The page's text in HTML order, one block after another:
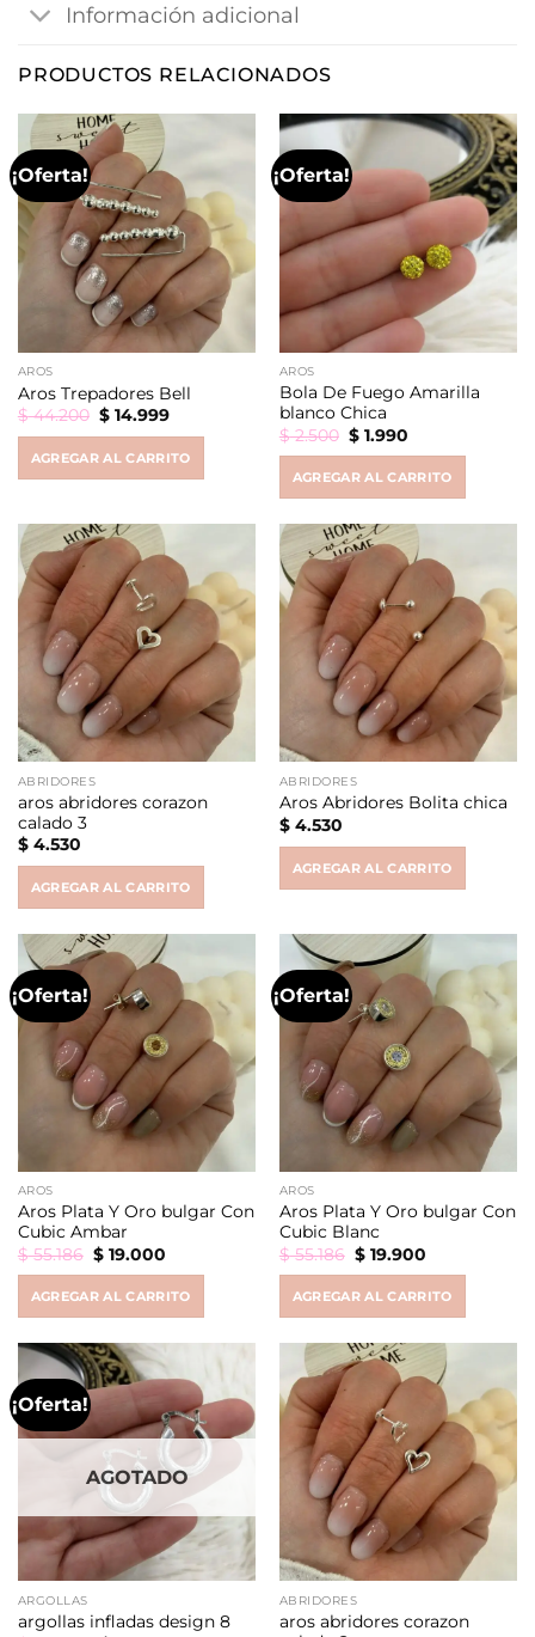
Información adicional
PRODUCTOS RELACIONADOS
¡Oferta!
AROS
Aros Trepadores Bell
$44.200 Original
price
$ 44.200.
$14.999Current
$ 14.999.
AGREGAR AL CARRITO
¡Oferta!
AROS
Bola De Fuego Amarilla
blanco Chica
$2.500 Original
price
$ 2.500.
$1.990Current
$ 1.990.
AGREGAR AL CARRITO
ABRIDORES
aros abridores corazon
calado 3
$4.530
AGREGAR AL CARRITO
ABRIDORES
Aros Abridores Bolita chica
$4.530
AGREGAR AL CARRITO
¡Oferta!
AROS
Aros Plata Y Oro bulgar Con
Cubic Ambar
$55.186 Original
price
$ 55.186.
$19.000Current
$ 19.000.
AGREGAR AL CARRITO
¡Oferta!
AROS
Aros Plata Y Oro bulgar Con
Cubic Blanc
$55.186 Original
price
$ 55.186.
$19.900Current
$ 19.900.
AGREGAR AL CARRITO
¡Oferta!
AGOTADO
ARGOLLAS
argollas infladas design 8
ABRIDORES
aros abridores corazon